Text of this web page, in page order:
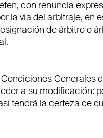
con renuncia
la vía del arbitraje, en
de árbitro o
Generales
a su modificación:
tendrá la certeza de